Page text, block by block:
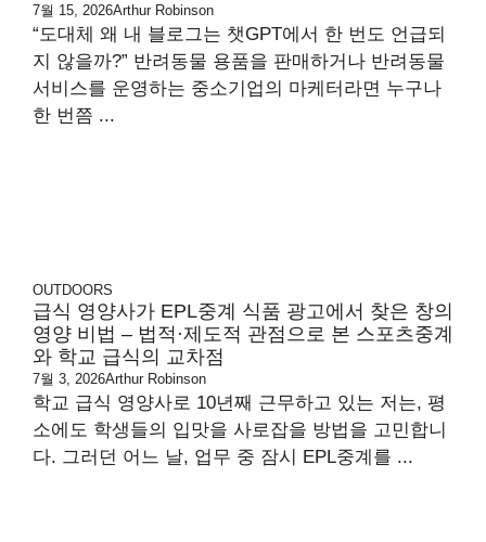
7월 15, 2026Arthur Robinson
“도대체 왜 내 블로그는 챗GPT에서 한 번도 언급되
지 않을까?” 반려동물 용품을 판매하거나 반려동물
서비스를 운영하는 중소기업의 마케터라면 누구나
한 번쯤 ...
OUTDOORS
급식 영양사가 EPL중계 식품 광고에서 찾은 창의
영양 비법 – 법적·제도적 관점으로 본 스포츠중계
와 학교 급식의 교차점
7월 3, 2026Arthur Robinson
학교 급식 영양사로 10년째 근무하고 있는 저는, 평
소에도 학생들의 입맛을 사로잡을 방법을 고민합니
다. 그러던 어느 날, 업무 중 잠시 EPL중계를 ...